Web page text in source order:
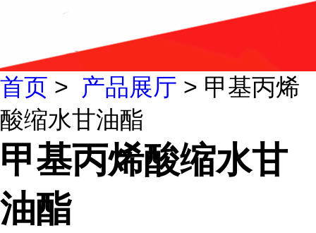
首页 > 产品展厅 > 甲基丙烯
酸缩水甘油酯
甲基丙烯酸缩水甘
油酯